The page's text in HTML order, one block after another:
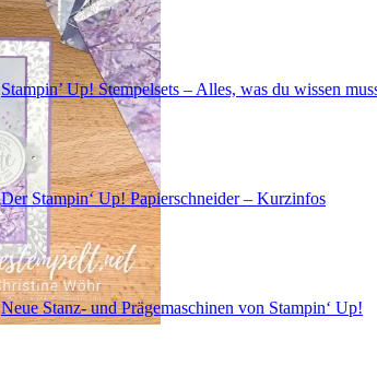
Stampin’ Up! Stempelsets – Alles, was du wissen
Der Stampin‘ Up! Papierschneider – Kurzinfos
Neue Stanz- und Prägemaschinen von Stampin‘ Up!